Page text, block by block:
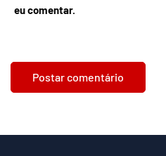
eu comentar.